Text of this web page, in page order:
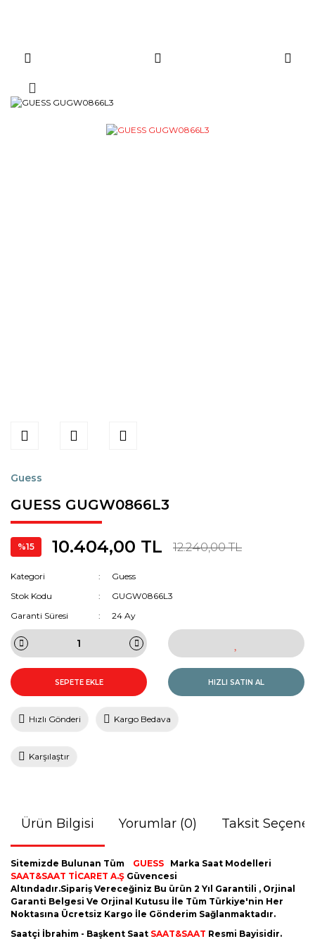
Guess
GUESS GUGW0866L3
%15 10.404,00 TL 12.240,00 TL
Kategori
Guess
Stok Kodu
GUGW0866L3
Garanti Süresi
24 Ay
SEPETE EKLE HIZLI SATIN AL
Hızlı Gönderi Kargo Bedava
Karşılaştır
Ürün Bilgisi Yorumlar (0) Taksit
Sitemizde Bulunan Tüm GUESS Marka Saat Modelleri
SAAT&SAAT TİCARET A.Ş Güvencesi
Altındadır.Sipariş Vereceğiniz Bu ürün 2 Yıl Garantili , Orjinal
Garanti Belgesi Ve Orjinal Kutusu İle Tüm Türkiye'nin Her
Noktasına Ücretsiz Kargo İle Gönderim Sağlanmaktadır.
Saatçi İbrahim - Başkent Saat SAAT&SAAT Resmi Bayisidir.